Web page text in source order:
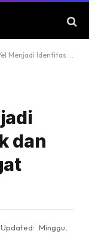
dan Pembakar Semangat dalam Pelatihan
dan
Updated: Minggu,